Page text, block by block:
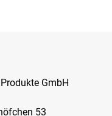
GmbH
53